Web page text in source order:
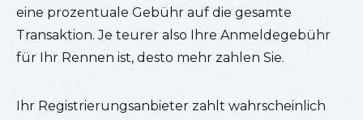
eine prozentuale Gebühr auf die gesamte
Transaktion. Je teurer also Ihre Anmeldegebühr
für Ihr Rennen ist, desto mehr zahlen Sie.
Ihr Registrierungsanbieter zahlt wahrscheinlich